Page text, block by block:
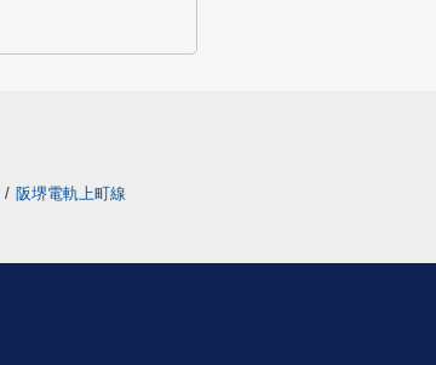
/ 阪堺電軌上町線